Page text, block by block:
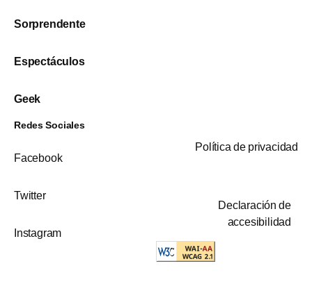
Sorprendente
Espectáculos
Geek
Redes Sociales
Facebook
Twitter
Instagram
Política de privacidad
Declaración de
accesibilidad